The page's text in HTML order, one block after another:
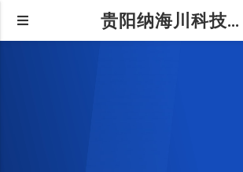
贵阳纳海川科技有限公司【官网】贵阳软件开发,贵阳小程序开发,贵阳APP开发,贵州开发公司,贵阳软件公司